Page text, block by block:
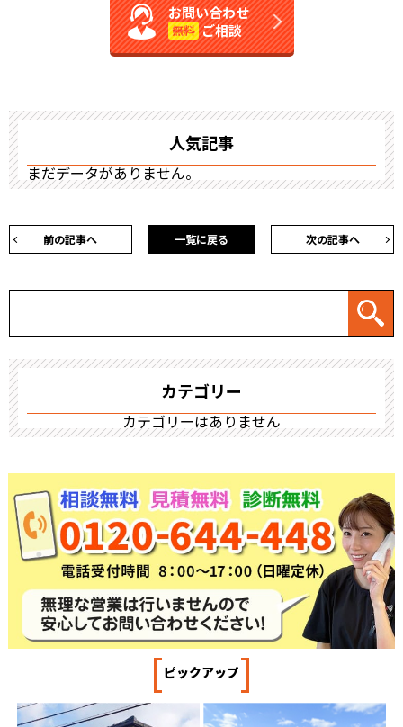
お問い合わせ
無料 ご相談
人気記事
まだデータがありません。
前の記事へ 次の記事へ
一覧に戻る
カテゴリー
カテゴリーはありません
[ピックアップ]